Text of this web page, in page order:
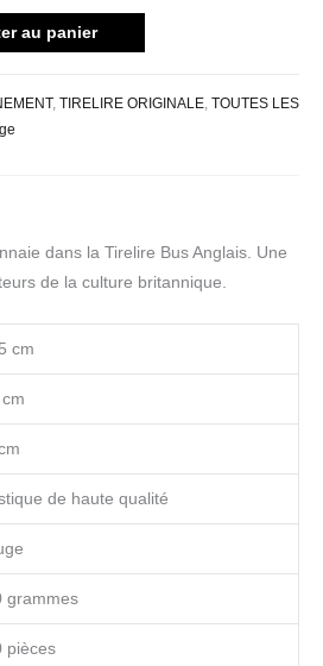
au panier
, TIRELIRE ORIGINALE TOUTES LES
dans la Tirelire Bus Anglais. Une
de la culture britannique.
cm
de haute qualité
grammes
pièces